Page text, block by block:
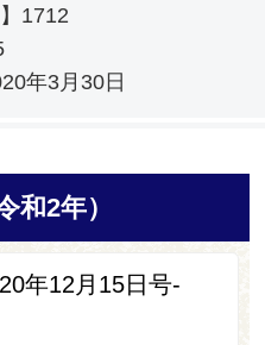
1712
年3月30日
和2年）
年12月15日号-